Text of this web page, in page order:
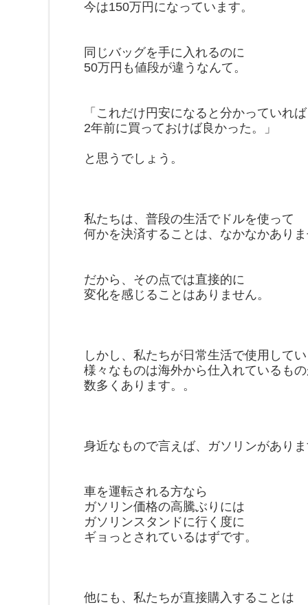
今は150万円になっています。
同じバッグを手に入れるのに
50万円も値段が違うなんて。
「これだけ円安になると分かっていれば
2年前に買っておけば良かった。」
と思うでしょう。
私たちは、普段の生活でドルを使って
何かを決済することは、なかなかあり
だから、その点では直接的に
変化を感じることはありません。
しかし、私たちが日常生活で使用して
様々なものは海外から仕入れているも
数多くあります。。
身近なもので言えば、ガソリンがあり
車を運転される方なら
ガソリン価格の高騰ぶりには
ガソリンスタンドに行く度に
ギョっとされているはずです。
他にも、私たちが直接購入することは